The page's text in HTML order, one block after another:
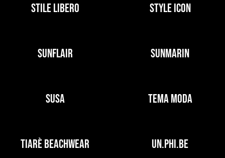
STILE LIBERO STYLE ICON
SUNFLAIR SUNMARIN
SUSA TEMA MODA
TIARÈ BEACHWEAR UN.PHI.BE